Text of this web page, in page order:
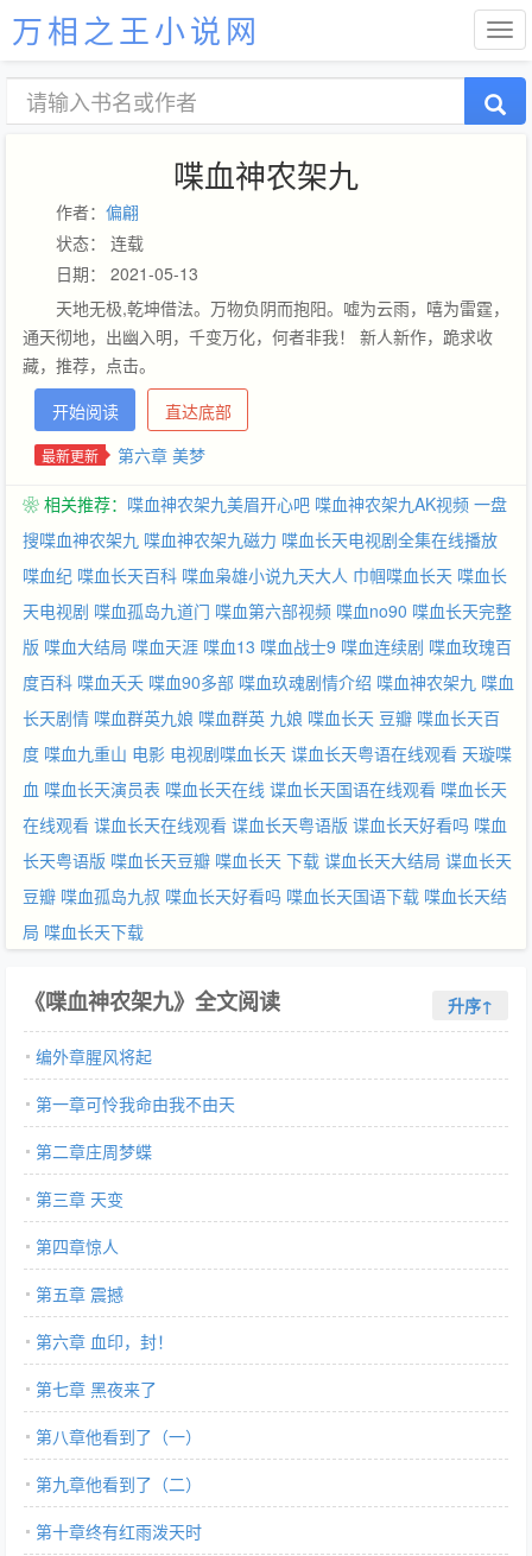
万相之王小说网
喋血神农架九
作者： 偏翩
状态： 连载
日期： 2021-05-13
天地无极,乾坤借法。万物负阴而抱阳。嘘为云雨，嘻为雷霆，
通天彻地，出幽入明，千变万化，何者非我！ 新人新作，跪求收
藏，推荐，点击。
开始阅读
直达底部
最新更新 第六章 美梦
❀ 相关推荐： 喋血神农架九美眉开心吧 喋血神农架九AK视频 一盘
搜喋血神农架九 喋血神农架九磁力 喋血长天电视剧全集在线播放
喋血纪 喋血长天百科 喋血枭雄小说九天大人 巾帼喋血长天 喋血长
天电视剧 喋血孤岛九道门 喋血第六部视频 喋血no90 喋血长天完整
版 喋血大结局 喋血天涯 喋血13 喋血战士9 喋血连续剧 喋血玫瑰百
度百科 喋血夭夭 喋血90多部 喋血玖魂剧情介绍 喋血神农架九 喋血
长天剧情 喋血群英九娘 喋血群英 九娘 喋血长天 豆瓣 喋血长天百
度 喋血九重山 电影 电视剧喋血长天 谍血长天粤语在线观看 天璇喋
血 喋血长天演员表 喋血长天在线 谍血长天国语在线观看 喋血长天
在线观看 谍血长天在线观看 谍血长天粤语版 谍血长天好看吗 喋血
长天粤语版 喋血长天豆瓣 喋血长天 下载 谍血长天大结局 谍血长天
豆瓣 喋血孤岛九叔 喋血长天好看吗 喋血长天国语下载 喋血长天结
局 喋血长天下载
《喋血神农架九》全文阅读 升序↑
编外章腥风将起
第一章可怜我命由我不由天
第二章庄周梦蝶
第三章 天变
第四章惊人
第五章 震撼
第六章 血印，封！
第七章 黑夜来了
第八章他看到了（一）
第九章他看到了（二）
第十章终有红雨泼天时